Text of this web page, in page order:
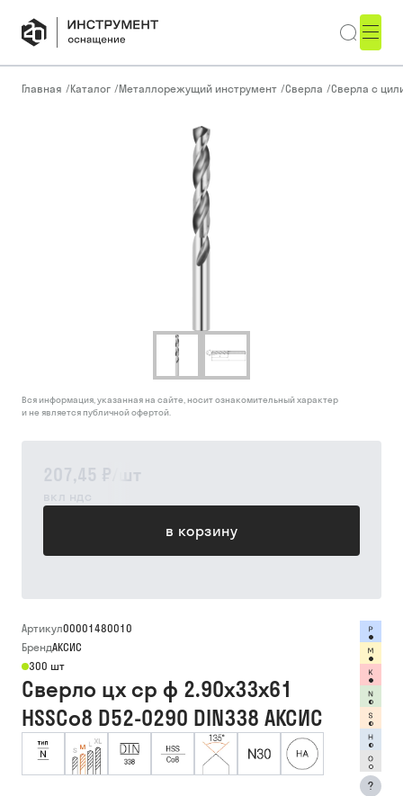
Главная /Каталог /Металлорежущий инструмент /Сверла /Сверла с
207,45 ₽ шт
вкл ндс
в корзину
Вся информация, указанная на сайте, носит ознакомительный характер
и не является публичной офертой.
Артикул00001480010
БрендАКСИС
300 шт
Сверло цх ср ф 2.90х33х61
HSSCo8 D52-0290 DIN338 АКСИС
?